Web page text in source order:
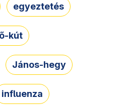
egyeztetés
kút
János-hegy
influenza